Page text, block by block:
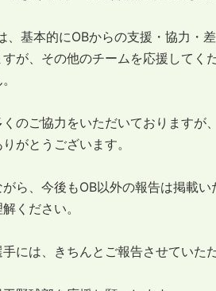
、基本的にOBからの支援・協力・
すが、その他のチームを応援してく
のご協力をいただいておりますが
がとうございます。
がら、今後もOB以外の報告は掲載
ください。
には、きちんとご報告させていた